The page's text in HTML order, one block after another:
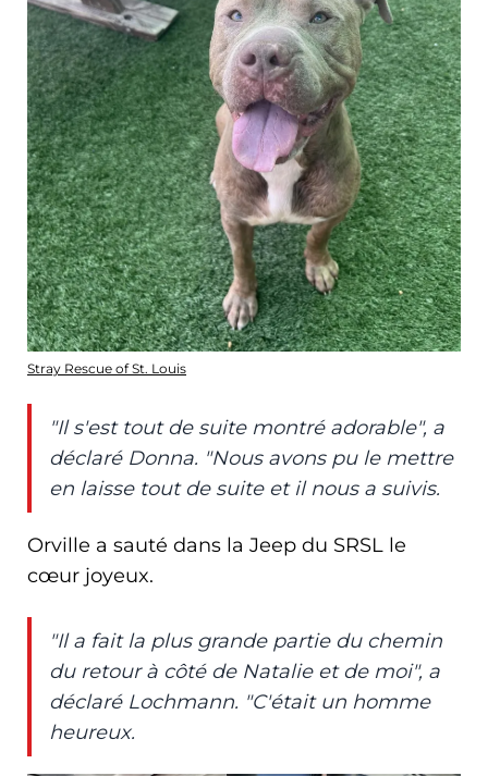
Stray Rescue of St. Louis
"Il s'est tout de suite montré adorable", a
déclaré Donna. "Nous avons pu le mettre
en laisse tout de suite et il nous a suivis.
Orville a sauté dans la Jeep du SRSL le
cœur joyeux.
"Il a fait la plus grande partie du chemin
du retour à côté de Natalie et de moi", a
déclaré Lochmann. "C'était un homme
heureux.